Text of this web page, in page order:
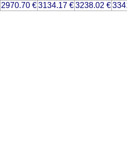
2970.70 €3134.17 €3238.02 €